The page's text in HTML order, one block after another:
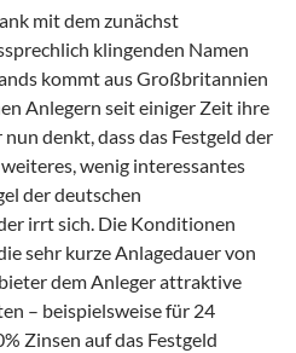
mit dem zunächst
klingenden Namen
kommt aus Großbritannien
Anlegern seit einiger Zeit ihre
denkt, dass das Festgeld der
wenig interessantes
der deutschen
irrt sich. Die Konditionen
sehr kurze Anlagedauer von
dem Anleger attraktive
– beispielsweise für 24
Zinsen auf das Festgeld